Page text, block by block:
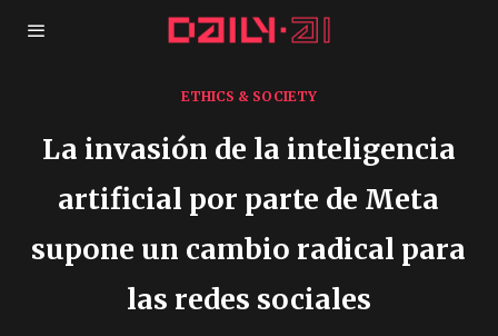
ETHICS & SOCIETY
La invasión de la inteligencia
artificial por parte de Meta
supone un cambio radical para
las redes sociales